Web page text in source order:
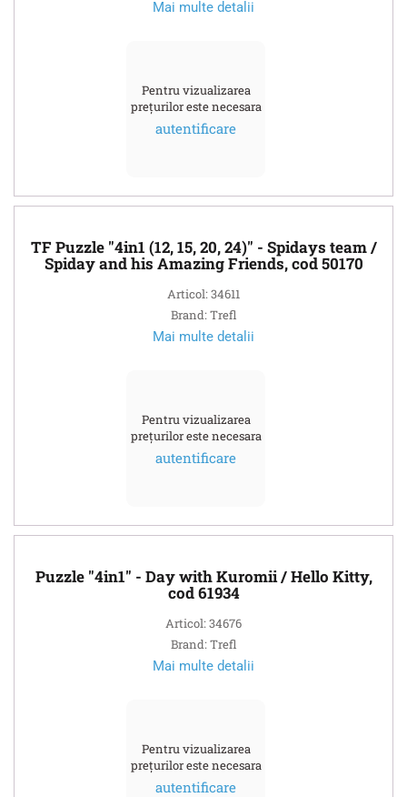
Mai multe detalii
Pentru vizualizarea
prețurilor este necesara
autentificare
TF Puzzle "4in1 (12, 15, 20, 24)" - Spidays team /
Spiday and his Amazing Friends, cod 50170
Articol: 34611
Brand: Trefl
Mai multe detalii
Pentru vizualizarea
prețurilor este necesara
autentificare
Puzzle "4in1" - Day with Kuromii / Hello Kitty,
cod 61934
Articol: 34676
Brand: Trefl
Mai multe detalii
Pentru vizualizarea
prețurilor este necesara
autentificare